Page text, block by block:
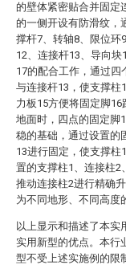
的壁体紧密贴合并固定
的一侧开设有防滑纹，
撑杆7、转轴8、限位环
12、连接杆13、导向
17的配合工作，通过四
与连接杆13，使支撑柱
力板15方便将固定脚
地面时，四点的固定脚
稳的基础，通过设置的
13进行固定，使支撑
置的支撑柱1、连接柱2
推动连接柱2进行精确
为不同地形、不同高度
以上显示和描述了本实
实用新型的优点。本行
型不受上述实施例的限